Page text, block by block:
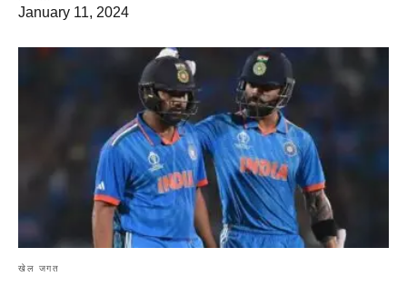
January 11, 2024
खेल जगत